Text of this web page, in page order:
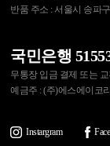
반품 주소 : 서울시 송파
국민은행
무통장 입금 결제 또는
예금주 : (주)에스에이코
Instargram